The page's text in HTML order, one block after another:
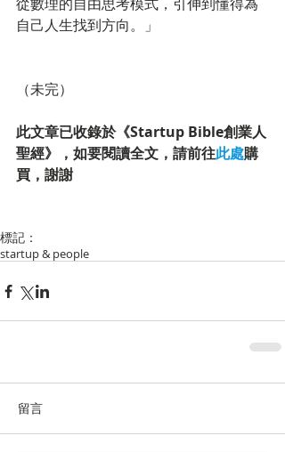
自己人生找到方向。」
（未完）
此文章已收錄於《Startup Bible創業人
聖經》，如要閱讀全文，請前往此處購
買，謝謝
標記：
startup & people
留言